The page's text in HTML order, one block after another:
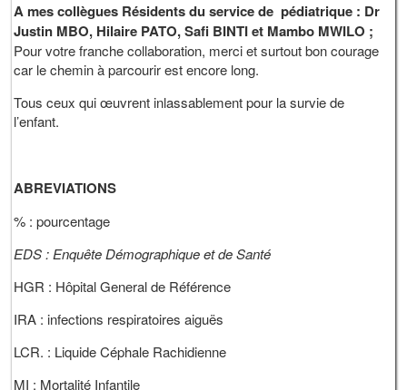
A mes collègues Résidents du service de pédiatrique : Dr
Justin MBO, Hilaire PATO, Safi BINTI et Mambo MWILO ;
Pour votre franche collaboration, merci et surtout bon courage
car le chemin à parcourir est encore long.
Tous ceux qui œuvrent inlassablement pour la survie de
l’enfant.
ABREVIATIONS
% : pourcentage
EDS :Enquête Démographiqueet deSanté
HGR : Hôpital General de Référence
IRA : infections respiratoires aiguës
LCR. : Liquide Céphale Rachidienne
MI : Mortalité Infantile